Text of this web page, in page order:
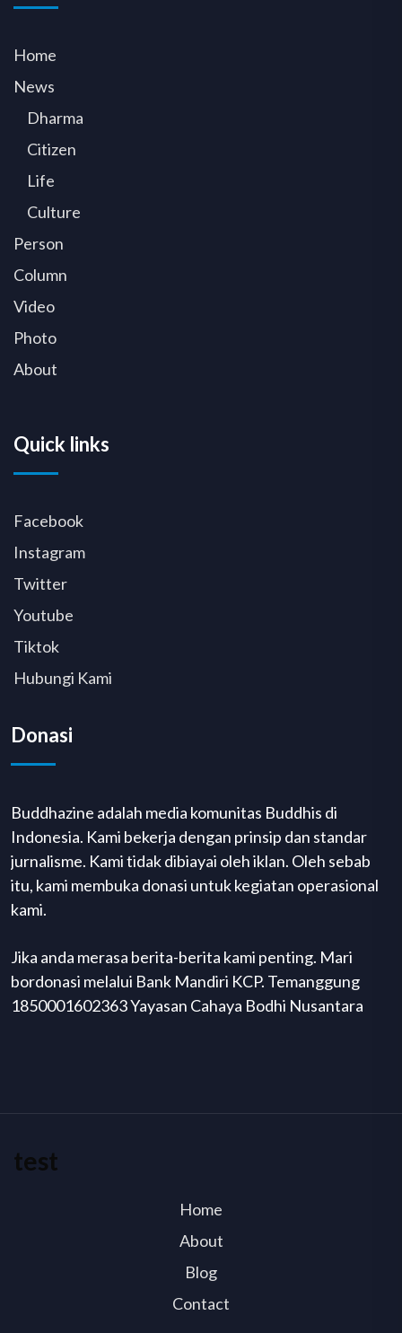
Home
News
Dharma
Citizen
Life
Culture
Person
Column
Video
Photo
About
Quick links
Facebook
Instagram
Twitter
Youtube
Tiktok
Hubungi Kami
Donasi
Buddhazine adalah media komunitas Buddhis di
Indonesia. Kami bekerja dengan prinsip dan standar
jurnalisme. Kami tidak dibiayai oleh iklan. Oleh sebab
itu, kami membuka donasi untuk kegiatan operasional
kami.
Jika anda merasa berita-berita kami penting. Mari
bordonasi melalui Bank Mandiri KCP. Temanggung
1850001602363 Yayasan Cahaya Bodhi Nusantara
test
Home
About
Blog
Contact